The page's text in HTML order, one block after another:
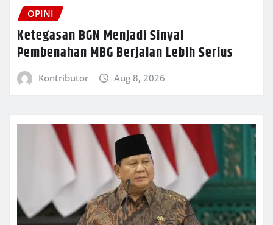
OPINI
Ketegasan BGN Menjadi Sinyal
Pembenahan MBG Berjalan Lebih Serius
Kontributor Aug 8, 2026